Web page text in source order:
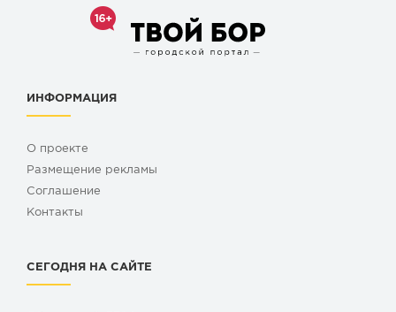
ИНФОРМАЦИЯ
О проекте
Размещение рекламы
Cоглашение
Контакты
СЕГОДНЯ НА САЙТЕ